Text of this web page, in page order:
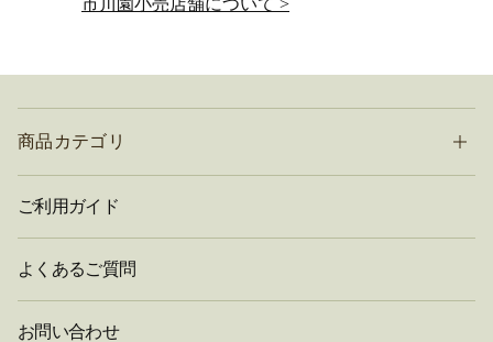
商品カテゴリ
ご利用ガイド
よくあるご質問
お問い合わせ